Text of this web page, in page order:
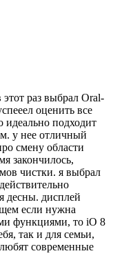
раз выбрал Oral-
оценить все
подходит
у нее отличный
смену области
закончилось,
чистки. я выбрал
десны. дисплей
если нужна
функциями, то iO 8
так и для семьи,
современные